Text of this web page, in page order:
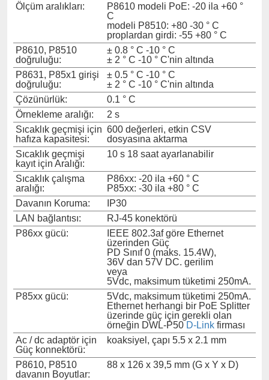
Ölçüm aralıkları:
P8610 modeli PoE: -20 ila +60 °
C
modeli P8510: +80 -30 ° C
proplardan girdi: -55 +80 ° C
P8610, P8510
doğruluğu:
± 0.8 ° C -10 ° C
± 2 ° C -10 ° C'nin altında
P8631, P85x1 girişi
doğruluğu:
± 0.5 ° C -10 ° C
± 2 ° C -10 ° C'nin altında
Çözünürlük:
0.1 ° C
Örnekleme aralığı:
2 s
Sıcaklık geçmişi için
hafıza kapasitesi:
600 değerleri, etkin CSV
dosyasına aktarma
Sıcaklık geçmişi
kayıt için Aralığı:
10 s 18 saat ayarlanabilir
Sıcaklık çalışma
aralığı:
P86xx: -20 ila +60 ° C
P85xx: -30 ila +80 ° C
Davanın Koruma:
IP30
LAN bağlantısı:
RJ-45 konektörü
P86xx gücü:
IEEE 802.3af göre Ethernet
üzerinden Güç
PD Sınıf 0 (maks. 15.4W),
36V dan 57V DC. gerilim
veya
5Vdc, maksimum tüketimi 250mA.
P85xx gücü:
5Vdc, maksimum tüketimi 250mA.
Ethernet herhangi bir PoE Splitter
üzerinde güç için gerekli olan
örneğin DWL-P50 D-Link firması
Ac / dc adaptör için
Güç konnektörü:
koaksiyel, çapı 5.5 x 2.1 mm
P8610, P8510
davanın Boyutlar:
88 x 126 x 39,5 mm (G x Y x D)